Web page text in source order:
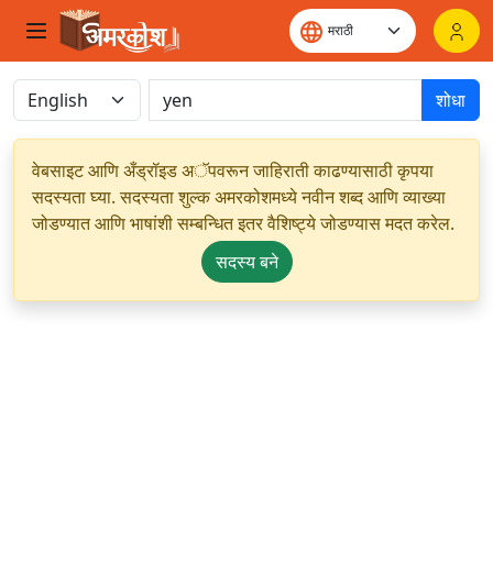
शोधा
वेबसाइट आणि अँड्रॉइड अॅपवरून जाहिराती काढण्यासाठी कृपया
सदस्यता घ्या. सदस्यता शुल्क अमरकोशमध्ये नवीन शब्द आणि व्याख्या
जोडण्यात आणि भाषांशी सम्बन्धित इतर वैशिष्ट्ये जोडण्यास मदत करेल.
सदस्य बने